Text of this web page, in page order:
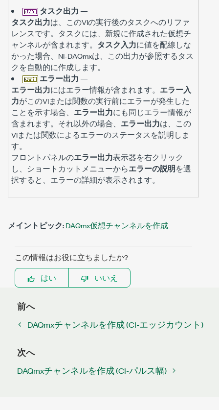
タスク出力 —
タスク出力は、このVIの実行後のタスクへのリファ
レンスです。タスクには、新規に作成された仮想チ
ャンネルが含まれます。 タスク入力に値を配線しな
かった場合、NI-DAQmxは、この出力が参照するタス
クを自動的に作成します。
エラー出力 —
エラー出力にはエラー情報が含まれます。 エラー入
力がこのVIまたは関数の実行前にエラーが発生した
ことを示す場合、 エラー出力にも同じエラー情報が
含まれます。それ以外の場合、 エラー出力は、この
VIまたは関数によるエラーのステータスを説明しま
す。
フロントパネルのエラー出力表示器を右クリック
し、ショートカットメニューからエラーの説明を選
択すると、エラーの詳細が表示されます。
メイントピック:DAQmx仮想チャンネルを作成
この情報はお役に立ちましたか?
はい
いいえ
前へ
DAQmxチャンネルを作成 (CI-エッジカウント)
次へ
DAQmxチャンネルを作成 (CI-パルス幅)